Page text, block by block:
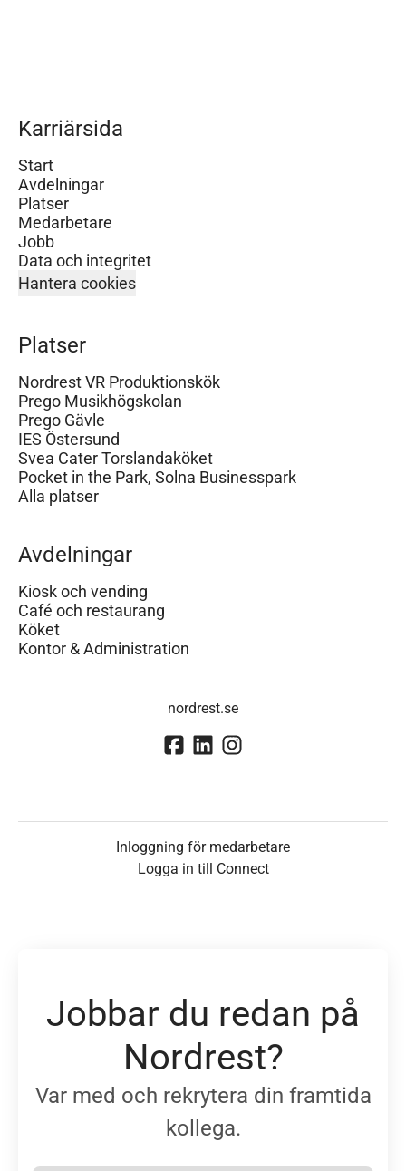
Karriärsida
Start
Avdelningar
Platser
Medarbetare
Jobb
Data och integritet
Hantera cookies
Platser
Nordrest VR Produktionskök
Prego Musikhögskolan
Prego Gävle
IES Östersund
Svea Cater Torslandaköket
Pocket in the Park, Solna Businesspark
Alla platser
Avdelningar
Kiosk och vending
Café och restaurang
Köket
Kontor & Administration
nordrest.se
Inloggning för medarbetare
Logga in till Connect
Jobbar du redan på
Nordrest?
Var med och rekrytera din framtida
kollega.